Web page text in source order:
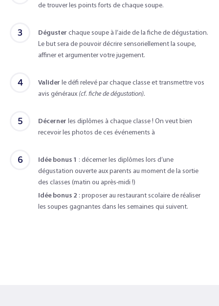
de trouver les points forts de chaque soupe.
3 Déguster chaque soupe à l’aide de la fiche de dégustation.
Le but sera de pouvoir décrire sensoriellement la soupe,
affiner et argumenter votre jugement.
4 Valider le défi relevé par chaque classe et transmettre vos
avis généraux (cf. fiche de dégustation).
5 Décerner les diplômes à chaque classe ! On veut bien
recevoir les photos de ces événements à
6 Idée bonus 1 : décerner les diplômes lors d’une
dégustation ouverte aux parents au moment de la sortie
des classes (matin ou après-midi !)
Idée bonus 2 : proposer au restaurant scolaire de réaliser
les soupes gagnantes dans les semaines qui suivent.